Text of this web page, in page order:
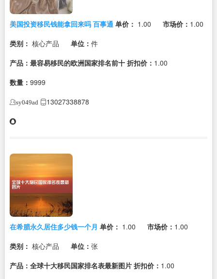
美国投资移民钱能拿回来吗 百事通 单价： 1.00 市场价： 1.00
类别： 核心产品 单位： 件
产品：最容易移民的欧洲国家排名前十 折扣价： 1.00
数量： 9999
sy049ad 13027338878
在希腊永久居住多少钱一个月 单价： 1.00 市场价： 1.00
类别： 核心产品 单位： 张
产品：全球十大移民国家排名表最新图片 折扣价： 1.00